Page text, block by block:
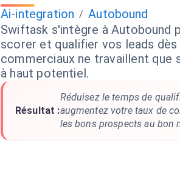
Ai-integration / Autobound
Swiftask s'intègre à Autobound
scorer et qualifier vos leads dès
commerciaux ne travaillent que
à haut potentiel.
Résultat :
Réduisez le temps de
augmentez votre taux de
les bons prospects au bon